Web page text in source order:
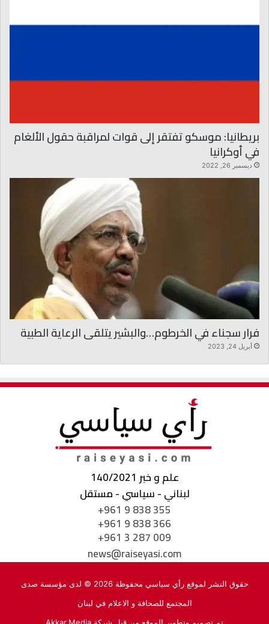
بريطانيا: موسكو تفتقر إلى قوات لمراقبة حقول الألغام
في أوكرانيا
ديسمبر 26, 2022
فرار سجناء في الخرطوم…والبشير يتلقى الرعاية الطبية
أبريل 24, 2023
علم و خبر 140/2021
لبناني - سياسي - مستقل
+961 9 838 355
+961 9 838 366
+961 3 287 009
news@raiseyasi.com
حقوق النشر لموقع رأي سياسي محفوظة 2026 © لدى مؤسسة صدى
المجتمع للصحافة و الاعلام في لبنان